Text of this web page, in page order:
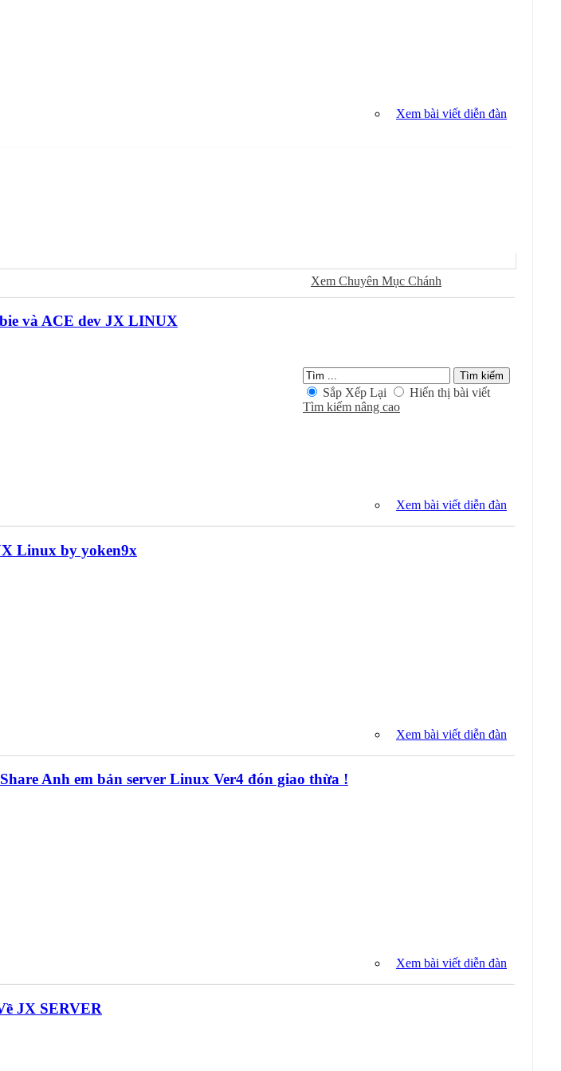
Xem bài viết diễn đàn
Ðánh Dấu Ðã Ðọc
Xem Chuyên Mục Chánh
Sắp Xếp Lại
Hiển thị bài viết
Tìm kiếm nâng cao
và ACE dev JX LINUX
Xem bài viết diễn đàn
Linux by yoken9x
Xem bài viết diễn đàn
Anh em bản server Linux Ver4 đón giao thừa !
Xem bài viết diễn đàn
JX SERVER